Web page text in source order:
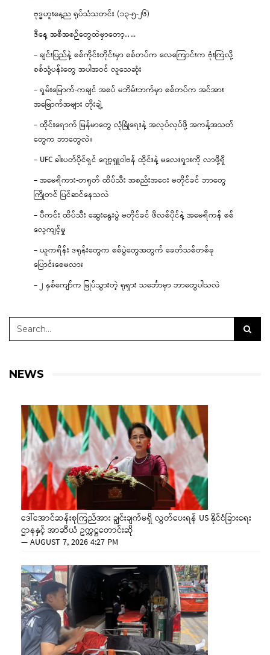
ဗုဒ္ဓဟူးနေ့ည ရုပ်သံသတင်း (၁၃-၅-၂၆)
ဒီနေ့ အစီအစဉ်တွေထဲမှာတော့…..
– ချင်းပြည်နဲ့ စစ်ကိုင်းတိုင်းမှာ စစ်တပ်က လေကြောင်းက ဗုံးကြဲလို့
စစ်သုံ့ပန်းတွေ အပါအဝင် လူသေဆုံး
– ရှမ်းမြောက်-ကချင် အစပ် မဘိမ်းဘက်မှာ စစ်တပ်က အင်အား
အမြောက်အများ တိုးချဲ့
– ထိုင်းရောက် မြန်မာတွေ လုံခြုံရေးနဲ့ အလုပ်လုပ်ဖို့ အကန့်အသတ်
တွေက ဘာတွေလဲ။
– UFC ခါးပတ်ပိုင်ရှင် ဂျော့ရှူဝါဗန် ထိုင်းနဲ့ မလေးရှားကို လာဖို့ရှိ
– အမေရိကား-တရုတ် ထိပ်သီး အစည်းအဝေး မတိုင်ခင် ဘာတွေ
ကြိုတင် ပြင်ဆင်နေသလဲ
– ပီကင်း ထိပ်သီး ဆွေးနွေးပွဲ မတိုင်ခင် ဖိလစ်ပိုင်နဲ့ အမေရိကန် စစ်
လေ့ကျင့်မှု
– ယူကရိန်း ဒရုန်းတွေက စစ်ပွဲတွေအတွက် ခေတ်သစ်တစ်ခု
ပြောင်းစေမလား
– ၂ နှစ်ကျော်က မြုပ်သွားတဲ့ ရုရှား သင်္ဘောမှာ ဘာတွေပါသလဲ
NEWS
ဒေါ်အောင်ဆန်းစုကြည်အား ချွင်းချက်မရှိ လွှတ်ပေးရန် US နိုင်ငံခြားရေး
ဌာနနှင့် အာဆီယံ ဥက္ကဋ္ဌတောင်းဆို
—AUGUST 7, 2026 4:27 PM